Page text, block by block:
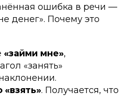
ошибка в речи —
денег». Почему это
«займи мне»,
«занять»
«взять». Получается, что